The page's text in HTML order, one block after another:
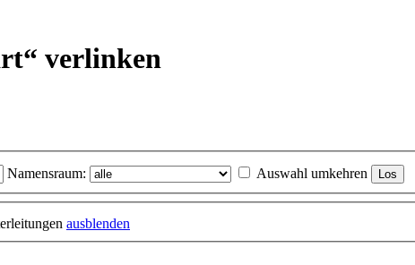
verlinken
Namensraum:
Auswahl umkehren
ausblenden